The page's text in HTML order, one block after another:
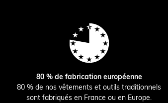
80 % de fabrication européenne
80 % de nos vêtements et outils traditionnels
sont fabriqués en France ou en Europe.